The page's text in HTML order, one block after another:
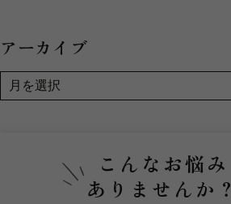
アーカイブ
こんなお悩み
ありませんか？